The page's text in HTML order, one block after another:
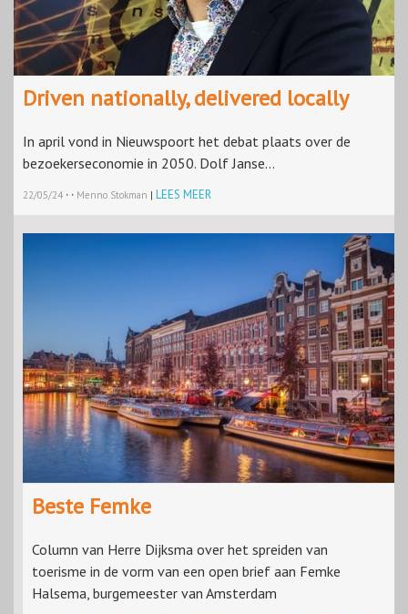
Driven nationally, delivered locally
In april vond in Nieuwspoort het debat plaats over de
bezoekerseconomie in 2050. Dolf Janse...
22/05/24 · · Menno Stokman | LEES MEER
Beste Femke
Column van Herre Dijksma over het spreiden van
toerisme in de vorm van een open brief aan Femke
Halsema, burgemeester van Amsterdam